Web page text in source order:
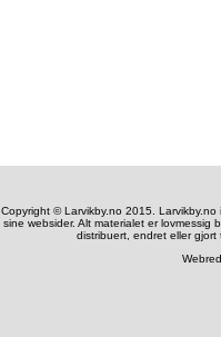
Copyright © Larvikby.no 2015.
sine websider. Alt materialet er
distribuert, endret eller